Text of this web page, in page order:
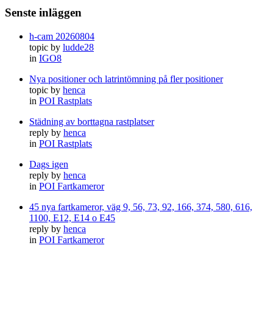
Senste inläggen
h-cam 20260804
topic by ludde28
in IGO8
Nya positioner och latrintömning på fler positioner
topic by henca
in POI Rastplats
Städning av borttagna rastplatser
reply by henca
in POI Rastplats
Dags igen
reply by henca
in POI Fartkameror
45 nya fartkameror, väg 9, 56, 73, 92, 166, 374, 580, 616,
1100, E12, E14 o E45
reply by henca
in POI Fartkameror